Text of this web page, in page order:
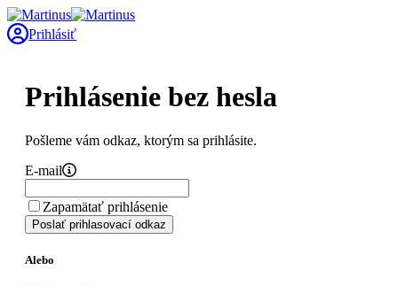
Prihlásiť
Prihlásenie bez hesla
Pošleme vám odkaz, ktorým sa prihlásite.
E-mail
Zapamätať prihlásenie
Poslať prihlasovací odkaz
Alebo